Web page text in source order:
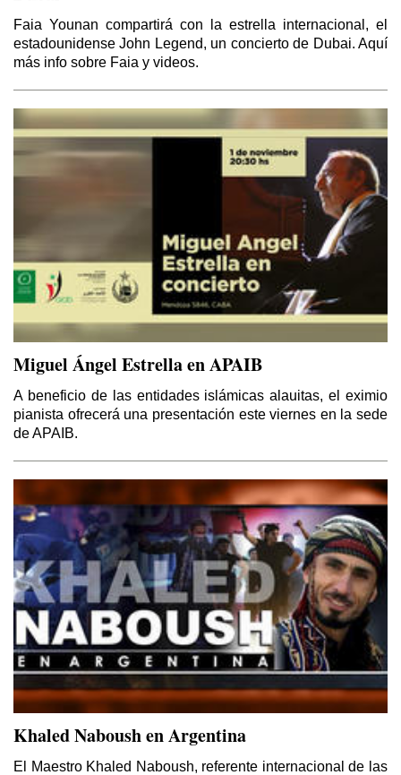
Faia Younan compartirá con la estrella internacional, el
estadounidense John Legend, un concierto de Dubai. Aquí
más info sobre Faia y videos.
Miguel Ángel Estrella en APAIB
A beneficio de las entidades islámicas alauitas, el eximio
pianista ofrecerá una presentación este viernes en la sede
de APAIB.
Khaled Naboush en Argentina
El Maestro Khaled Naboush, referente internacional de las